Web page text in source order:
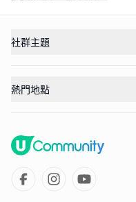
社群主題
熱門地點